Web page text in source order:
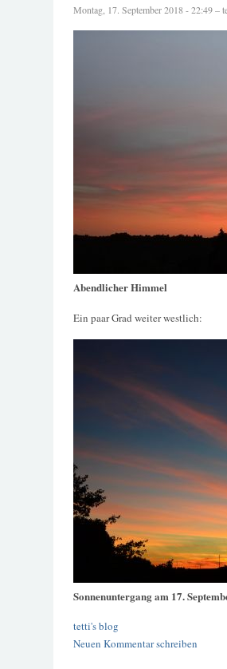
Montag, 17. September 2018 - 22:49 –
Abendlicher Himmel
Ein paar Grad weiter westlich:
Sonnenuntergang am 17.
tetti's blog
Neuen Kommentar schreiben